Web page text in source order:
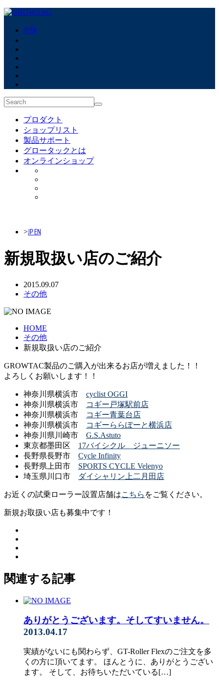
JPEN
プロダクト
ショップリスト
製品サポート
グロータックとは
オンラインショップ
>JPEN
新規取扱い店のご紹介
2015.09.07
その他
HOME
その他
新規取扱い店のご紹介
GROWTAC製品のご購入が出来るお店が増えました！！
よろしくお願いします！！
神奈川県横浜市 cyclist OGGI
神奈川県横浜市
コギー戸塚駅前店
神奈川県横浜市
コギー青葉台店
神奈川県横浜市
コギーららぽーと横浜店
神奈川県川崎市 G.S.Astuto
東京都墨田区 17バイシクル ジューニソー
長野県長野市 Cycle Infinity
長野県上田市 SPORTS CYCLE Velenyo
埼玉県川口市
ダイシャリン上二月田店
お近くの試乗ローラー設置店舗はこちら をご覧ください。
新規お取扱い店も募集中です！
関連する記事
ありがとうございます。そしてすいません。
2013.04.17
実績がないにも関わらず、GT-Roller Flexのご注文を多
くの方に頂いてます。 ほんとうに、ありがとうござい
ます。 そして、お待ちいただいている[…]